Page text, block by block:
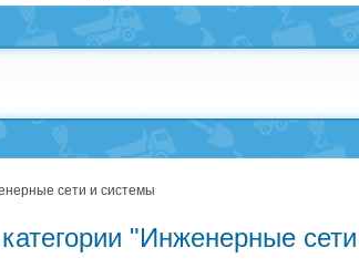
сети и системы
"Инженерные